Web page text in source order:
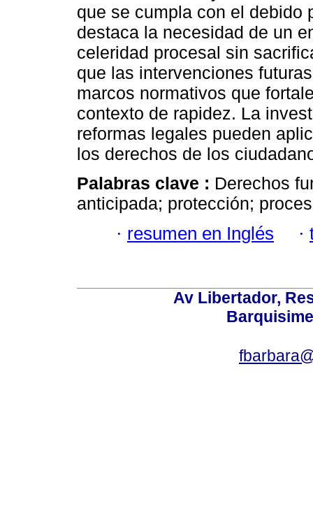
que se cumpla con el debido
destaca la necesidad de un
celeridad procesal sin
que las intervenciones
marcos normativos que
contexto de rapidez. La
reformas legales pueden
los derechos de los
Palabras clave : Derechos
anticipada; protección;
· resumen en Inglés ·
Av Libertador,